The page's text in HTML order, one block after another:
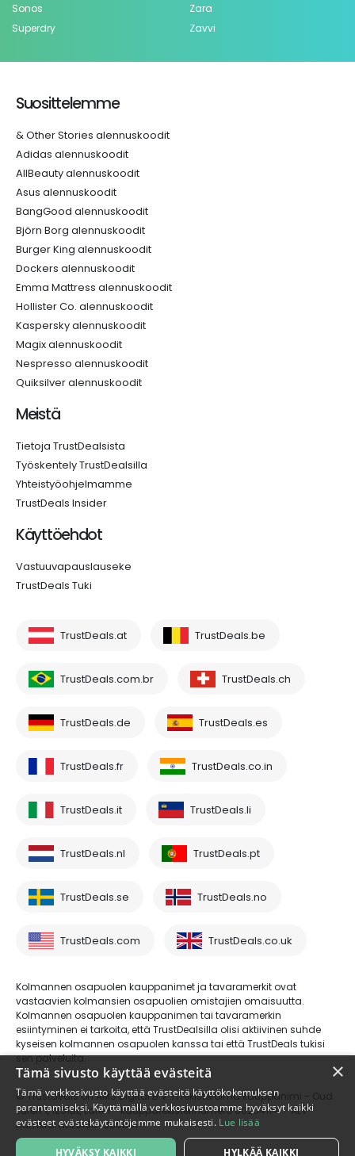
Sonos
Superdry
Zara
Zavvi
Suosittelemme
& Other Stories alennuskoodit
Adidas alennuskoodit
AllBeauty alennuskoodit
Asus alennuskoodit
BangGood alennuskoodit
Björn Borg alennuskoodit
Burger King alennuskoodit
Dockers alennuskoodit
Emma Mattress alennuskoodit
Hollister Co. alennuskoodit
Kaspersky alennuskoodit
Magix alennuskoodit
Nespresso alennuskoodit
Quiksilver alennuskoodit
Meistä
Tietoja TrustDealsista
Työskentely TrustDealsilla
Yhteistyöohjelmamme
TrustDeals Insider
Käyttöehdot
Vastuuvapauslauseke
TrustDeals Tuki
TrustDeals.at TrustDeals.be
TrustDeals.com.br TrustDeals.ch
TrustDeals.de TrustDeals.es
TrustDeals.fr TrustDeals.co.in
TrustDeals.it TrustDeals.li
TrustDeals.nl TrustDeals.pt
TrustDeals.se TrustDeals.no
TrustDeals.com TrustDeals.co.uk
Kolmannen osapuolen kauppanimet ja tavaramerkit ovat
vastaavien kolmansien osapuolien omistajien omaisuutta.
Kolmannen osapuolen kauppanimen tai tavaramerkin
esiintyminen ei tarkoita, että TrustDealsilla olisi aktiivinen suhde
kyseisen kolmannen osapuolen kanssa tai että TrustDeals tukisi
sen palveluita.
© Trustdeals on AMS Digital B.V.:n rekisteröimä kauppanimi - Oud
Laren 1, 1251BL, Laren - kaupparekisterinumero 80264174 - ALV-
numero: NL861609360B01
×
Tämä sivusto käyttää evästeitä
Tämä verkkosivusto käyttää evästeitä käyttökokemuksen
parantamiseksi. Käyttämällä verkkosivustoamme hyväksyt kaikki
evästeet evästekäytäntöjemme mukaisesti. Lue lisää
HYVÄKSY KAIKKI HYLKÄÄ KAIKKI